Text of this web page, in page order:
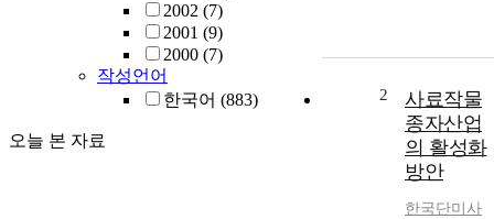
2002 (7)
2001 (9)
2000 (7)
작성언어
한국어 (883)
오늘 본 자료
2
사료작물
종자산업
의 활성화
방안
한국단미사